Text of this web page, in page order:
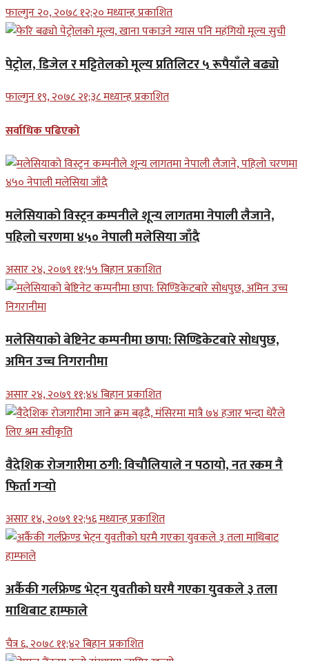
फाल्गुन २०, २०७८ १२;२० मध्यान्ह प्रकाशित
पेट्रोल, डिजेल र मट्टितेलको मूल्य प्रतिलिटर ५ रूपैयाँले बढ्यो
फाल्गुन १९, २०७८ २१;३८ मध्यान्ह प्रकाशित
सर्वाधिक पढिएको
मलेसियाको विस्ट्रन कम्पनीले शून्य लागतमा नेपाली लैजाने,
पहिलो चरणमा ४५० नेपाली मलेसिया जाँदै
असार २४, २०७९ ११;५५ बिहान प्रकाशित
मलेसियाको बेष्टिनेट कम्पनीमा छापा: सिण्डिकेटबारे सोधपुछ,
अमिन उच्च निगरानीमा
असार २४, २०७९ ११;४४ बिहान प्रकाशित
वैदेशिक रोजगारीमा ठगी: विचौलियाले न पठायो, नत रकम नै
फिर्ता गर्‍यो
असार १४, २०७९ १२;५६ मध्यान्ह प्रकाशित
अर्कैकी गर्लफ्रेण्ड भेट्न युवतीको घरमै गएका युवकले ३ तला
माथिबाट हाम्फाले
चैत्र ६, २०७८ ११;४२ बिहान प्रकाशित